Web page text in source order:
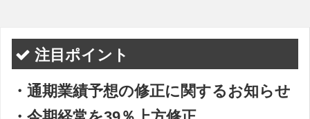
注目ポイント
・通期業績予想の修正に関するお知らせ